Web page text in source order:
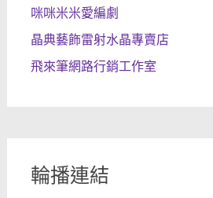
咪咪米米愛編劇
晶典藝飾雷射水晶專賣店
飛來筆網路行銷工作室
輪播連結